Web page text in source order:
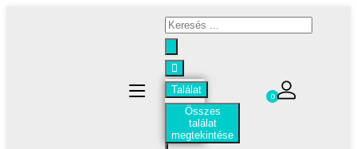
Találat
Összes
találat
megtekintése
0